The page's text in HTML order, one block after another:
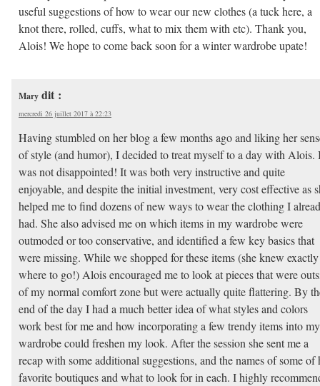
useful suggestions of how to wear our new clothes (a tuck here, a
knot there, rolled, cuffs, what to mix them with etc). Thank you,
Alois! We hope to come back soon for a winter wardrobe upate!
Mary dit :
mercredi 26 juillet 2017 à 22:23
Having stumbled on her blog a few months ago and liking her
of style (and humor), I decided to treat myself to a day with Alois.
was not disappointed! It was both very instructive and quite
enjoyable, and despite the initial investment, very cost effective as
helped me to find dozens of new ways to wear the clothing I
had. She also advised me on which items in my wardrobe were
outmoded or too conservative, and identified a few key basics that
were missing. While we shopped for these items (she knew exactly
where to go!) Alois encouraged me to look at pieces that were
of my normal comfort zone but were actually quite flattering. By
end of the day I had a much better idea of what styles and colors
work best for me and how incorporating a few trendy items into my
wardrobe could freshen my look. After the session she sent me a
recap with some additional suggestions, and the names of some of
favorite boutiques and what to look for in each. I highly